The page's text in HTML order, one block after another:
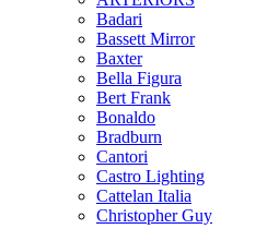
Badari
Bassett Mirror
Baxter
Bella Figura
Bert Frank
Bonaldo
Bradburn
Cantori
Castro Lighting
Cattelan Italia
Christopher Guy